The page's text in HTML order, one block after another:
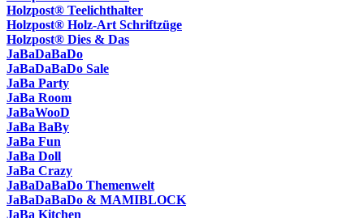
Holzpost® Teelichthalter
Holzpost® Holz-Art Schriftzüge
Holzpost® Dies & Das
JaBaDaBaDo
JaBaDaBaDo Sale
JaBa Party
JaBa Room
JaBaWooD
JaBa BaBy
JaBa Fun
JaBa Doll
JaBa Crazy
JaBaDaBaDo Themenwelt
JaBaDaBaDo & MAMIBLOCK
JaBa Kitchen